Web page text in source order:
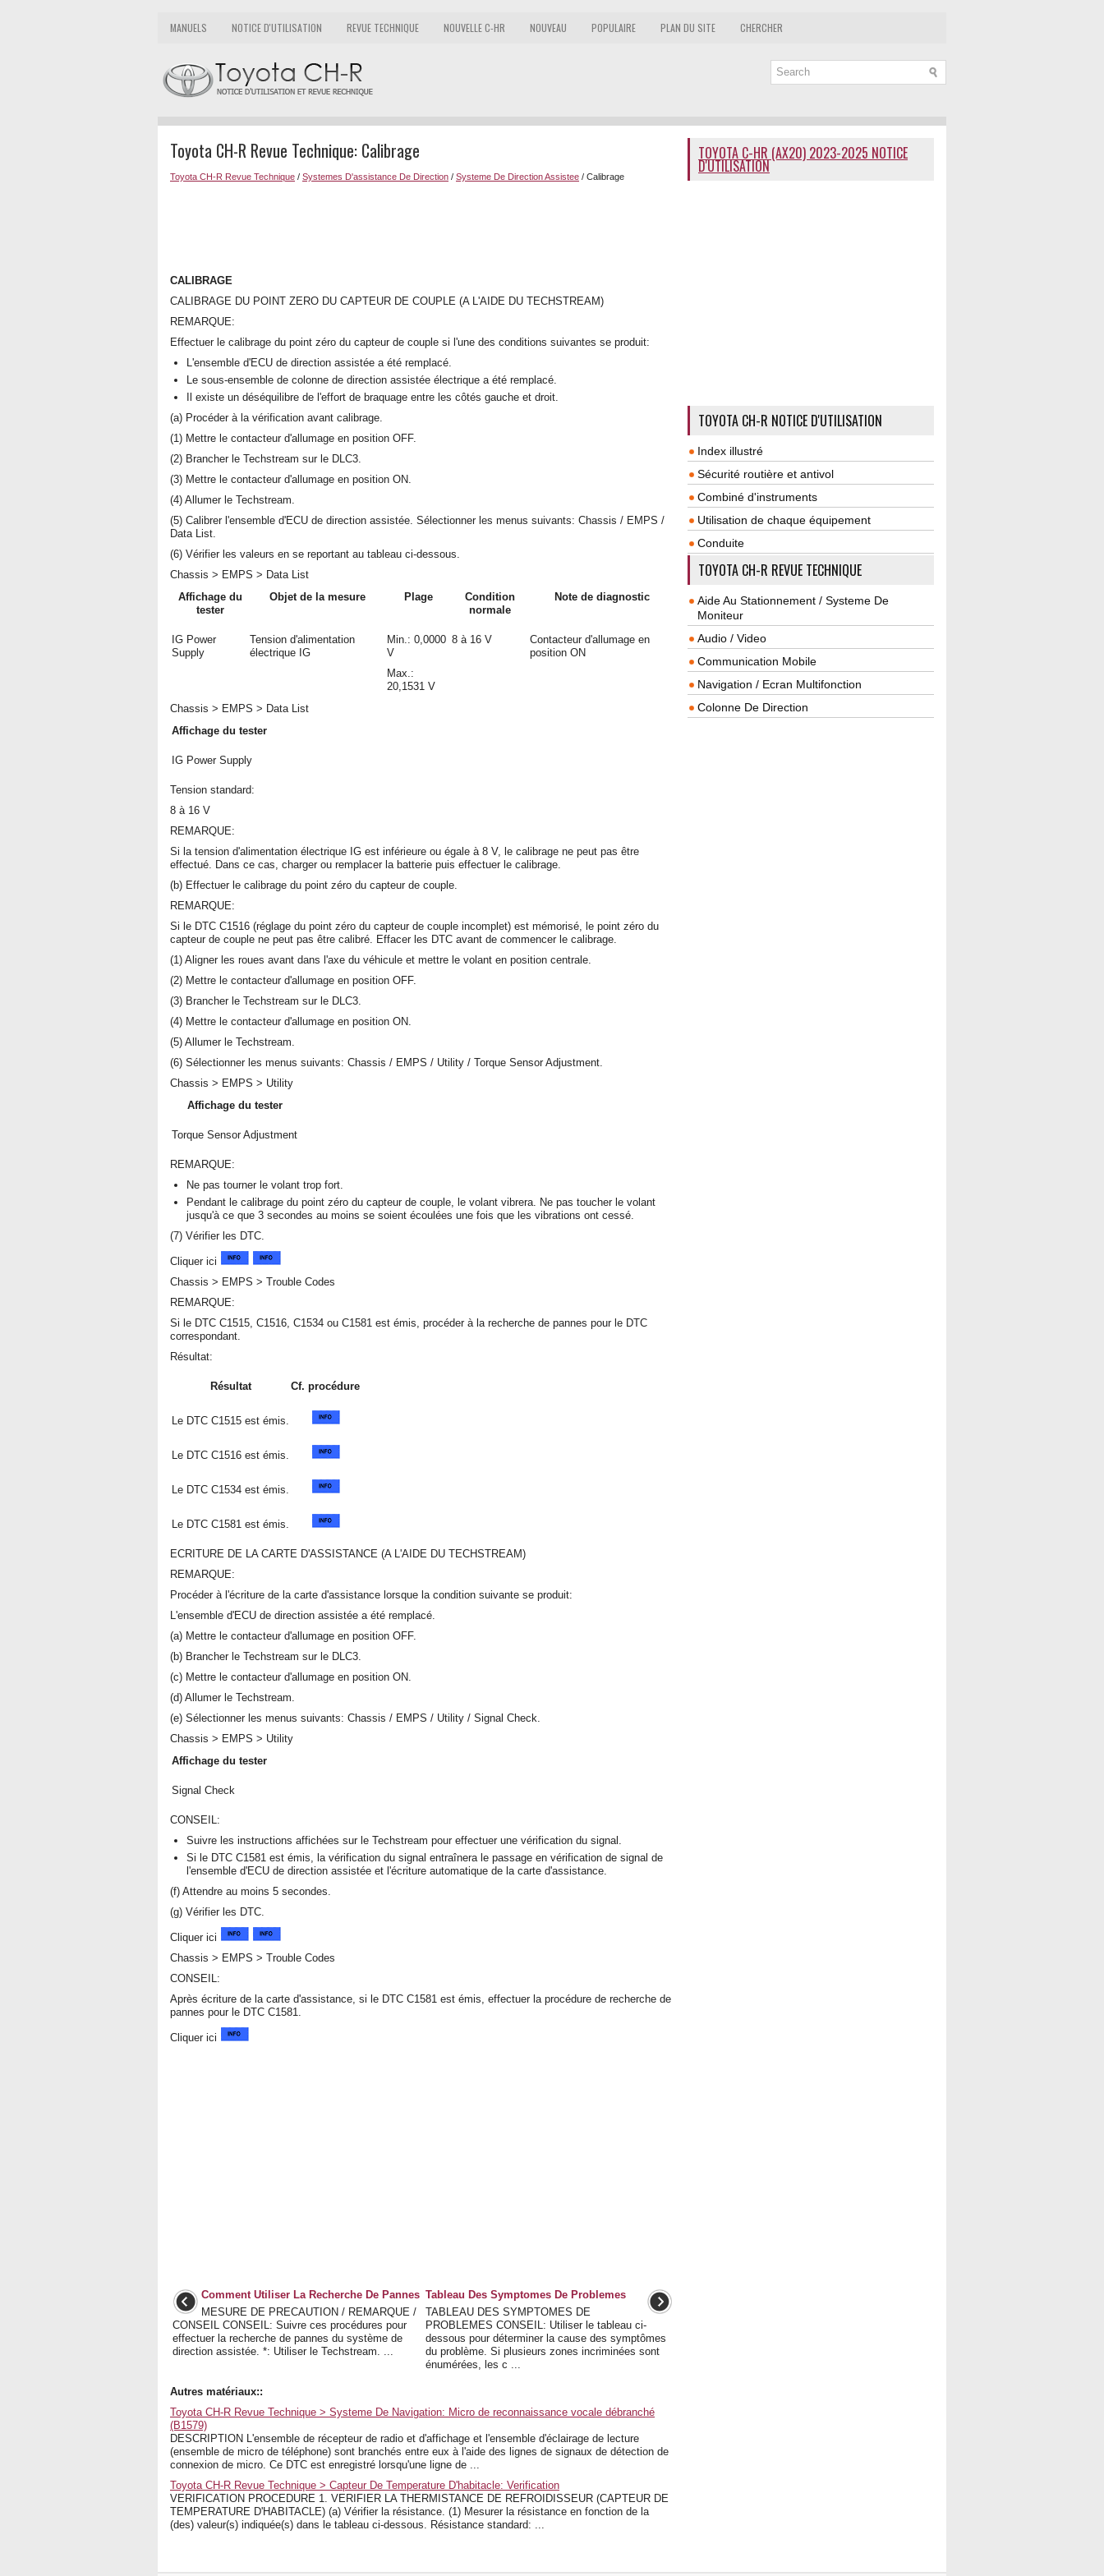
MANUELS NOTICE D'UTILISATION REVUE TECHNIQUE NOUVELLE C-HR NOUVEAU POPULAIRE PLAN DU SITE CHERCHER
Toyota CH-R Revue Technique: Calibrage
Toyota CH-R Revue Technique / Systemes D'assistance De Direction / Systeme De Direction Assistee / Calibrage
CALIBRAGE
CALIBRAGE DU POINT ZERO DU CAPTEUR DE COUPLE (A L'AIDE DU TECHSTREAM)
REMARQUE:
Effectuer le calibrage du point zéro du capteur de couple si l'une des conditions suivantes se produit:
L'ensemble d'ECU de direction assistée a été remplacé.
Le sous-ensemble de colonne de direction assistée électrique a été remplacé.
Il existe un déséquilibre de l'effort de braquage entre les côtés gauche et droit.
(a) Procéder à la vérification avant calibrage.
(1) Mettre le contacteur d'allumage en position OFF.
(2) Brancher le Techstream sur le DLC3.
(3) Mettre le contacteur d'allumage en position ON.
(4) Allumer le Techstream.
(5) Calibrer l'ensemble d'ECU de direction assistée. Sélectionner les menus suivants: Chassis / EMPS /
Data List.
(6) Vérifier les valeurs en se reportant au tableau ci-dessous.
Chassis > EMPS > Data List
Affichage du
tester
Objet de la mesure Plage
Condition
normale
Note de diagnostic
IG Power
Supply
Tension d'alimentation
électrique IG
Min.: 0,0000
V
Max.:
20,1531 V
8 à 16 V
Contacteur d'allumage en
position ON
Chassis > EMPS > Data List
Affichage du tester
IG Power Supply
Tension standard:
8 à 16 V
REMARQUE:
Si la tension d'alimentation électrique IG est inférieure ou égale à 8 V, le calibrage ne peut pas être
effectué. Dans ce cas, charger ou remplacer la batterie puis effectuer le calibrage.
(b) Effectuer le calibrage du point zéro du capteur de couple.
REMARQUE:
Si le DTC C1516 (réglage du point zéro du capteur de couple incomplet) est mémorisé, le point zéro du
capteur de couple ne peut pas être calibré. Effacer les DTC avant de commencer le calibrage.
(1) Aligner les roues avant dans l'axe du véhicule et mettre le volant en position centrale.
(2) Mettre le contacteur d'allumage en position OFF.
(3) Brancher le Techstream sur le DLC3.
(4) Mettre le contacteur d'allumage en position ON.
(5) Allumer le Techstream.
(6) Sélectionner les menus suivants: Chassis / EMPS / Utility / Torque Sensor Adjustment.
Chassis > EMPS > Utility
Affichage du tester
Torque Sensor Adjustment
REMARQUE:
Ne pas tourner le volant trop fort.
Pendant le calibrage du point zéro du capteur de couple, le volant vibrera. Ne pas toucher le volant
jusqu'à ce que 3 secondes au moins se soient écoulées une fois que les vibrations ont cessé.
(7) Vérifier les DTC.
Cliquer ici
Chassis > EMPS > Trouble Codes
REMARQUE:
Si le DTC C1515, C1516, C1534 ou C1581 est émis, procéder à la recherche de pannes pour le DTC
correspondant.
Résultat:
Résultat Cf. procédure
Le DTC C1515 est émis.
Le DTC C1516 est émis.
Le DTC C1534 est émis.
Le DTC C1581 est émis.
ECRITURE DE LA CARTE D'ASSISTANCE (A L'AIDE DU TECHSTREAM)
REMARQUE:
Procéder à l'écriture de la carte d'assistance lorsque la condition suivante se produit:
L'ensemble d'ECU de direction assistée a été remplacé.
(a) Mettre le contacteur d'allumage en position OFF.
(b) Brancher le Techstream sur le DLC3.
(c) Mettre le contacteur d'allumage en position ON.
(d) Allumer le Techstream.
(e) Sélectionner les menus suivants: Chassis / EMPS / Utility / Signal Check.
Chassis > EMPS > Utility
Affichage du tester
Signal Check
CONSEIL:
Suivre les instructions affichées sur le Techstream pour effectuer une vérification du signal.
Si le DTC C1581 est émis, la vérification du signal entraînera le passage en vérification de signal de
l'ensemble d'ECU de direction assistée et l'écriture automatique de la carte d'assistance.
(f) Attendre au moins 5 secondes.
(g) Vérifier les DTC.
Cliquer ici
Chassis > EMPS > Trouble Codes
CONSEIL:
Après écriture de la carte d'assistance, si le DTC C1581 est émis, effectuer la procédure de recherche de
pannes pour le DTC C1581.
Cliquer ici
Comment Utiliser La Recherche De Pannes
MESURE DE PRECAUTION / REMARQUE /
CONSEIL CONSEIL: Suivre ces procédures pour
effectuer la recherche de pannes du système de
direction assistée. *: Utiliser le Techstream. ...
Tableau Des Symptomes De Problemes
TABLEAU DES SYMPTOMES DE
PROBLEMES CONSEIL: Utiliser le tableau ci-
dessous pour déterminer la cause des symptômes
du problème. Si plusieurs zones incriminées sont
énumérées, les c ...
Autres matériaux::
Toyota CH-R Revue Technique > Systeme De Navigation: Micro de reconnaissance vocale débranché
(B1579)
DESCRIPTION L'ensemble de récepteur de radio et d'affichage et l'ensemble d'éclairage de lecture
(ensemble de micro de téléphone) sont branchés entre eux à l'aide des lignes de signaux de détection de
connexion de micro. Ce DTC est enregistré lorsqu'une ligne de ...
Toyota CH-R Revue Technique > Capteur De Temperature D'habitacle: Verification
VERIFICATION PROCEDURE 1. VERIFIER LA THERMISTANCE DE REFROIDISSEUR (CAPTEUR DE
TEMPERATURE D'HABITACLE) (a) Vérifier la résistance. (1) Mesurer la résistance en fonction de la
(des) valeur(s) indiquée(s) dans le tableau ci-dessous. Résistance standard: ...
TOYOTA C-HR (AX20) 2023-2025 NOTICE
D'UTILISATION
TOYOTA CH-R NOTICE D'UTILISATION
Index illustré
Sécurité routière et antivol
Combiné d'instruments
Utilisation de chaque équipement
Conduite
TOYOTA CH-R REVUE TECHNIQUE
Aide Au Stationnement / Systeme De
Moniteur
Audio / Video
Communication Mobile
Navigation / Ecran Multifonction
Colonne De Direction